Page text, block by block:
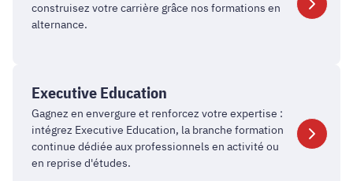
construisez votre carrière grâce nos formations en
alternance.
Education
Executive Education
Gagnez en envergure et renforcez votre expertise :
intégrez Executive Education, la branche formation
continue dédiée aux professionnels en activité ou
en reprise d'études.